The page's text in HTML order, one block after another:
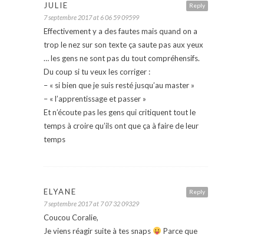
Reply
JULIE
7 septembre 2017 at 6 06 59 09599
Effectivement y a des fautes mais quand on a
trop le nez sur son texte ça saute pas aux yeux
… les gens ne sont pas du tout compréhensifs.
Du coup si tu veux les corriger :
– « si bien que je suis resté jusqu’au master »
– « l’apprentissage et passer »
Et n’écoute pas les gens qui critiquent tout le
temps à croire qu’ils ont que ça à faire de leur
temps
Reply
ELYANE
7 septembre 2017 at 7 07 32 09329
Coucou Coralie,
Je viens réagir suite à tes snaps
Parce que